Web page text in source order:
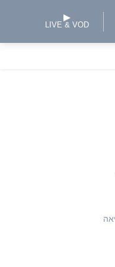
LIVE & VOD